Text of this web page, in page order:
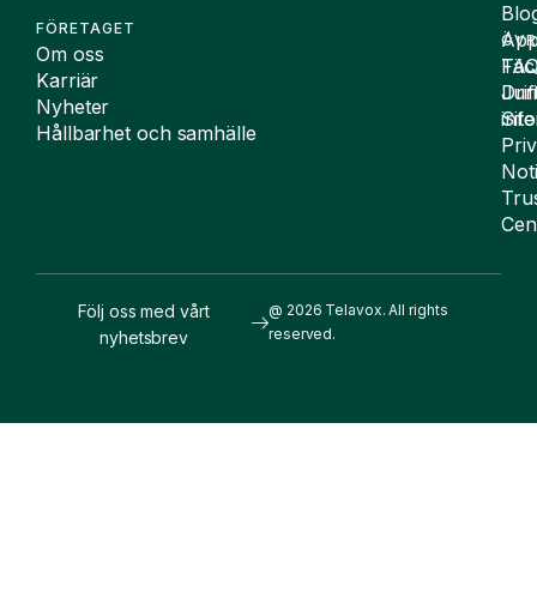
FÖRETAGET
Om oss
Karriär
Nyheter
Hållbarhet och samhälle
@ 2026 Telavox. All rights
reserved.
Följ oss med vårt
nyhetsbrev